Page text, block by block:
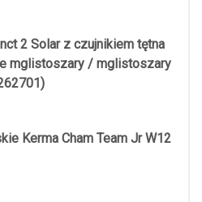
2 Solar z czujnikiem tętna
mglistoszary / mglistoszary
Kerma Cham Team Jr W12